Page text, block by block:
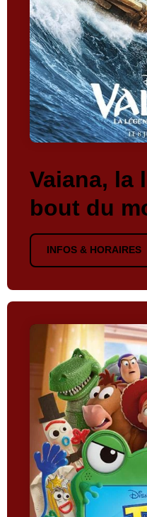
Vaiana, la
bout du
INFOS & HORAIRES